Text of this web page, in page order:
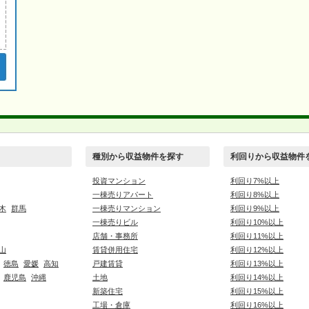
群馬
徳島
愛媛 高知
鹿児島
沖縄
種別から収益物件を探す
投資マンション
一棟売りアパート
一棟売りマンション
一棟売りビル
店舗・事務所
賃貸併用住宅
戸建賃貸
土地
新築住宅
工場・倉庫
利回りから収益物件
利回り7%以上
利回り8%以上
利回り9%以上
利回り10%以上
利回り11%以上
利回り12%以上
利回り13%以上
利回り14%以上
利回り15%以上
利回り16%以上